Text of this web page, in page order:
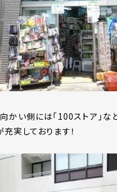
かい側には「100ストア」な
実しております！